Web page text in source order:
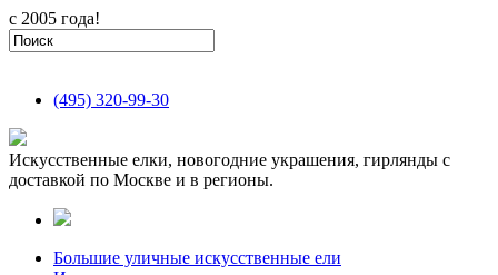
с 2005 года!
(495) 320-99-30
Искусственные елки, новогодние украшения, гирлянды с
доставкой по Москве и в регионы.
Большие уличные искусственные ели